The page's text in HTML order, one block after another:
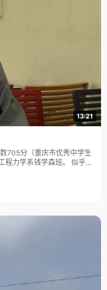
13:21
705分（重庆市优秀中学生
系钱学森班。 似乎每
只好跟周文潇约了个很早
已经很早了，当我们到达
未开门营业的餐厅门口徘
又特别听话，为此闹了不少
，我在家吃过早饭才去学
但是不知道怎么跟老师说，
直摇头。中午吃饭的时候，